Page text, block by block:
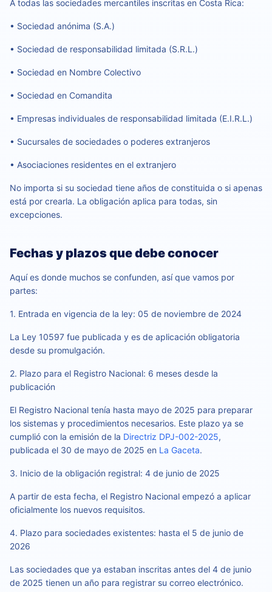
A todas las sociedades mercantiles inscritas en Costa Rica:
• Sociedad anónima (S.A.)
• Sociedad de responsabilidad limitada (S.R.L.)
• Sociedad en Nombre Colectivo
• Sociedad en Comandita
• Empresas individuales de responsabilidad limitada (E.I.R.L.)
• Sucursales de sociedades o poderes extranjeros
• Asociaciones residentes en el extranjero
No importa si su sociedad tiene años de constituida o si apenas
está por crearla. La obligación aplica para todas, sin
excepciones.
Fechas y plazos que debe conocer
Aquí es donde muchos se confunden, así que vamos por
partes:
1. Entrada en vigencia de la ley: 05 de noviembre de 2024
La Ley 10597 fue publicada y es de aplicación obligatoria
desde su promulgación.
2. Plazo para el Registro Nacional: 6 meses desde la
publicación
El Registro Nacional tenía hasta mayo de 2025 para preparar
los sistemas y procedimientos necesarios. Este plazo ya se
cumplió con la emisión de la Directriz DPJ-002-2025,
publicada el 30 de mayo de 2025 en La Gaceta.
3. Inicio de la obligación registral: 4 de junio de 2025
A partir de esta fecha, el Registro Nacional empezó a aplicar
oficialmente los nuevos requisitos.
4. Plazo para sociedades existentes: hasta el 5 de junio de
2026
Las sociedades que ya estaban inscritas antes del 4 de junio
de 2025 tienen un año para registrar su correo electrónico.